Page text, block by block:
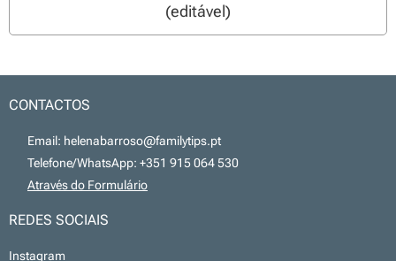
(editável)
CONTACTOS
📧 Email: helenabarroso@familytips.pt
📞 Telefone/WhatsApp: +351 915 064 530
Através do Formulário
REDES SOCIAIS
Instagram